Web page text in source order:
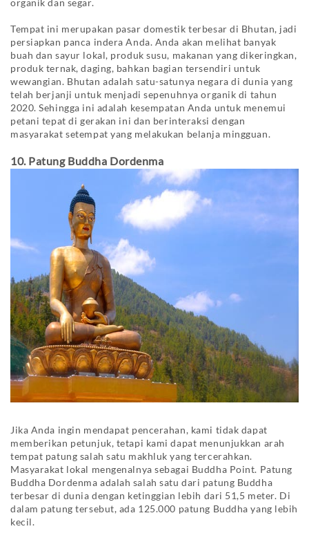
organik dan segar.
Tempat ini merupakan pasar domestik terbesar di Bhutan, jadi
persiapkan panca indera Anda. Anda akan melihat banyak
buah dan sayur lokal, produk susu, makanan yang dikeringkan,
produk ternak, daging, bahkan bagian tersendiri untuk
wewangian. Bhutan adalah satu-satunya negara di dunia yang
telah berjanji untuk menjadi sepenuhnya organik di tahun
2020. Sehingga ini adalah kesempatan Anda untuk menemui
petani tepat di gerakan ini dan berinteraksi dengan
masyarakat setempat yang melakukan belanja mingguan.
10. Patung Buddha Dordenma
Jika Anda ingin mendapat pencerahan, kami tidak dapat
memberikan petunjuk, tetapi kami dapat menunjukkan arah
tempat patung salah satu makhluk yang tercerahkan.
Masyarakat lokal mengenalnya sebagai Buddha Point. Patung
Buddha Dordenma adalah salah satu dari patung Buddha
terbesar di dunia dengan ketinggian lebih dari 51,5 meter. Di
dalam patung tersebut, ada 125.000 patung Buddha yang lebih
kecil.